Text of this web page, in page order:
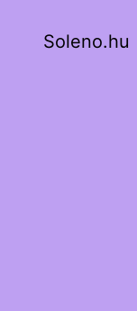
Soleno.hu